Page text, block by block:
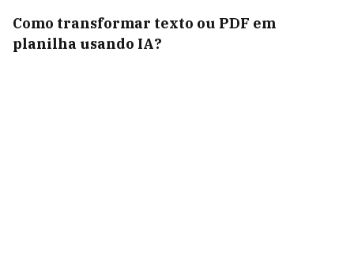
Como transformar texto ou PDF em
planilha usando IA?